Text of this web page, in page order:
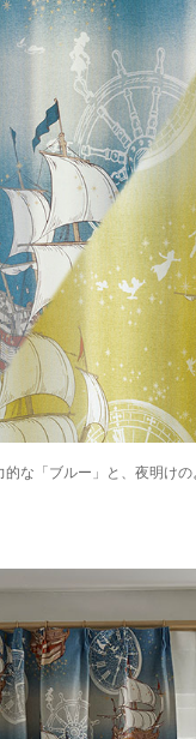
な「ブルー」と、夜明け